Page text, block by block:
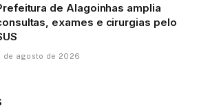
de Alagoinhas amplia
exames e cirurgias pelo
de agosto de 2026